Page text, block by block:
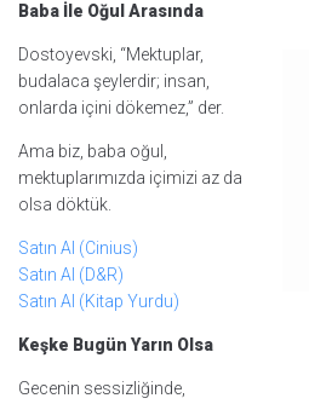
Baba İle Oğul Arasında
Dostoyevski, “Mektuplar,
budalaca şeylerdir; insan,
onlarda içini dökemez,” der.
Ama biz, baba oğul,
mektuplarımızda içimizi az da
olsa döktük.
Satın Al (Cinius)
Satın Al (D&R)
Satın Al (Kitap Yurdu)
Keşke Bugün Yarın Olsa
Gecenin sessizliğinde,